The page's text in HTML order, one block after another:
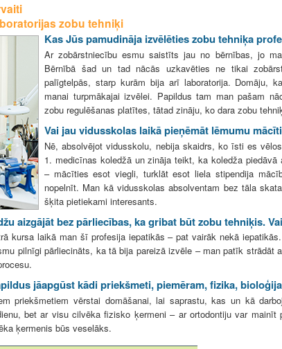
zobu tehniķi
Kas Jūs pamudināja izvēlēties zobu tehniķa
Ar zobārstniecību esmu saistīts jau no bērnības, jo
Bērnībā šad un tad nācās uzkavēties ne tikai
palīgtelpās, starp kurām bija arī laboratorija. Domāju,
manai turpmākajai izvēlei. Papildus tam man pašam
zobu regulēšanas platītes, tātad zināju, ko dara zobu
Vai jau vidusskolas laikā pieņēmāt lēmumu
Nē, absolvējot vidusskolu, nebija skaidrs, ko īsti es
1. medicīnas koledžā un zināja teikt, ka koledža piedāvā
– mācīties esot viegli, turklāt esot liela stipendija
nopelnīt. Man kā vidusskolas absolventam bez tāla
šķita pietiekami interesants.
aizgājāt bez pārliecības, ka gribat būt zobu tehniķis.
kursa laikā man šī profesija iepatikās – pat vairāk nekā
pilnīgi pārliecināts, ka tā bija pareizā izvēle – man patīk strādāt
jāapgūst kādi priekšmeti, piemēram, fizika,
priekšmetiem vērstai domāšanai, lai saprastu, kas un kā
bet ar visu cilvēka fizisko ķermeni – ar ortodontiju var
ķermenis būs veselāks.